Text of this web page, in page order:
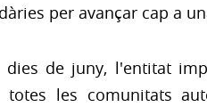
per avançar cap a
de juny, l'entitat
les comunitats